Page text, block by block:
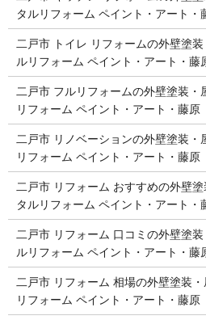
タルリフォーム ペイント・アート・
二戸市 トイレ リフォームの外壁塗
ルリフォーム ペイント・アート・藤
二戸市 フルリフォームの外壁塗装
リフォーム ペイント・アート・藤原
二戸市 リノベーションの外壁塗装
リフォーム ペイント・アート・藤原
二戸市 リフォーム おすすめの外壁
タルリフォーム ペイント・アート・
二戸市 リフォーム 口コミの外壁塗
ルリフォーム ペイント・アート・藤
二戸市 リフォーム 相場の外壁塗装
リフォーム ペイント・アート・藤原